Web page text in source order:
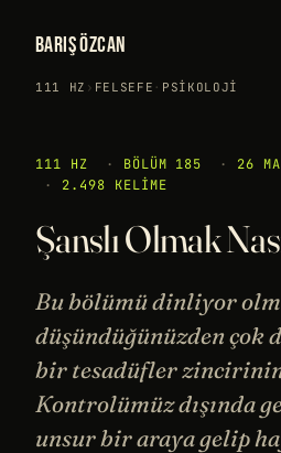
BARIŞ ÖZCAN
111 HZ › FELSEFE · PSIKOLOJI
111 HZ · BÖLÜM 185 · 26
·
2.498 KELIME
Şanslı Olmak
Bu bölümü dinliyor
düşündüğünüzden çok
bir tesadüfler
Kontrolümüz dışında
unsur bir araya gelip